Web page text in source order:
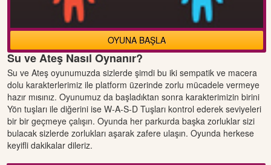
OYUNA BAŞLA
Su ve Ateş Nasıl Oynanır?
Su ve Ateş oyunumuzda sizlerde şimdi bu iki sempatik ve macera
dolu karakterlerimiz ile platform üzerinde zorlu mücadele vermeye
hazır mısınız. Oyunumuz da başladıktan sonra karakterimizin birini
Yön tuşları ile diğerini ise W-A-S-D Tuşları kontrol ederek seviyeleri
bir bir geçmeye çalışın. Oyunda her parkurda başka zorluklar sizi
bulacak sizlerde zorlukları aşarak zafere ulaşın. Oyunda herkese
keyifli dakikalar dileriz.